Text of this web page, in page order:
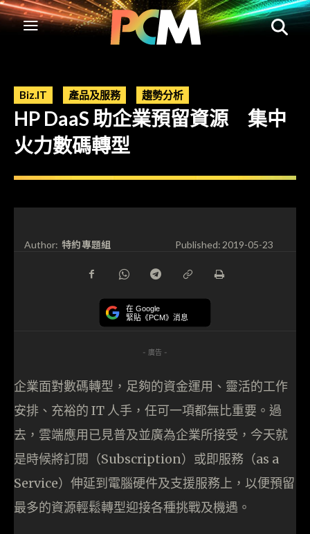
Biz.IT 產品及服務 趨勢分析
HP DaaS 助企業預留資源 集中
火力數碼轉型
Author: 特約專題組 Published:2019-05-23
在 Google
緊貼《PCM》消息
- 廣告 -
企業面對數碼轉型，足夠的資金運用、靈活的工作
安排、充裕的 IT 人手，任可一項都無比重要。過
去，雲端應用已見普及並廣為企業所接受，今天就
是時候將訂閱（Subscription）或即服務（as a
Service）伸延到電腦硬件及支援服務上，以便預留
最多的資源輕鬆轉型迎接各種挑戰及機遇。